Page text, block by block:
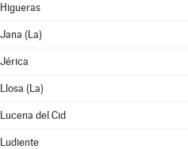
Higueras
Jana (La)
Jérica
Llosa (La)
Lucena del Cid
Ludiente